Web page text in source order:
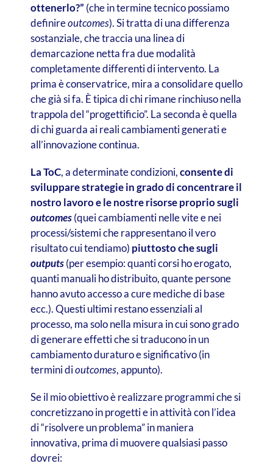
ottenerlo?” (che in termine tecnico possiamo
definireoutcomes). Si tratta di una differenza
sostanziale, che traccia una linea di
demarcazione netta fra due modalità
completamente differenti di intervento. La
prima è conservatrice, mira a consolidare quello
che già si fa. È tipica di chi rimane rinchiuso nella
trappola del “progettificio”. La seconda è quella
di chi guarda ai reali cambiamenti generati e
all’innovazione continua.
La ToC, a determinate condizioni,consente di
sviluppare strategie in grado di concentrare il
nostro lavoro e le nostre risorse proprio sugli
outcomes(quei cambiamenti nelle vite e nei
processi/sistemi che rappresentano il vero
risultato cui tendiamo) piuttosto che sugli
outputs(per esempio: quanti corsi ho erogato,
quanti manuali ho distribuito, quante persone
hanno avuto accesso a cure mediche di base
ecc.). Questi ultimi restano essenziali al
processo, ma solo nella misura in cui sono grado
di generare effetti che si traducono in un
cambiamento duraturo e significativo (in
termini dioutcomes, appunto).
Se il mio obiettivo è realizzare programmi che si
concretizzano in progetti e in attività con l’idea
di “risolvere un problema” in maniera
innovativa, prima di muovere qualsiasi passo
dovrei: